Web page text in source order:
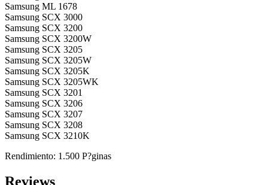
Samsung ML 1678
Samsung SCX 3000
Samsung SCX 3200
Samsung SCX 3200W
Samsung SCX 3205
Samsung SCX 3205W
Samsung SCX 3205K
Samsung SCX 3205WK
Samsung SCX 3201
Samsung SCX 3206
Samsung SCX 3207
Samsung SCX 3208
Samsung SCX 3210K
Rendimiento: 1.500 P?ginas
Reviews